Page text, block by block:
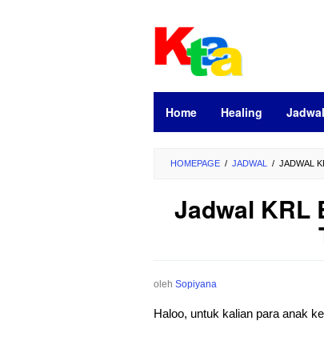
Home Healing Jadwal
HOMEPAGE / JADWAL / JADWAL
Jadwal KRL
oleh Sopiyana
Haloo, untuk kalian para anak